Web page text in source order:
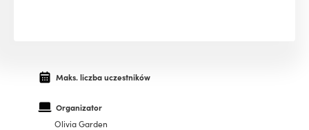
Maks. liczba uczestników
Organizator
Olivia Garden